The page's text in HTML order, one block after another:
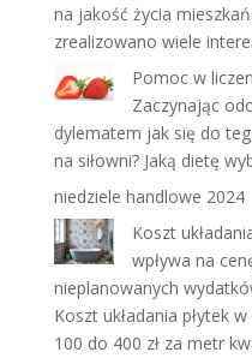
na jakość życia
zrealizowano wiele
Pomoc w
Zaczynając
dylematem jak się do
na siłowni? Jaką dietę
niedziele handlowe 2024
Koszt
wpływa na
nieplanowanych
Koszt układania płytek
100 do 400 zł za metr